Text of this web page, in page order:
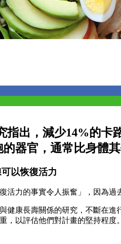
指出，減少14%的卡
器官，通常比身體
以恢復活力
活力的事實令人振奮」，因為過
健康長壽關係的研究，不斷在進
，以評估他們對計畫的堅持程